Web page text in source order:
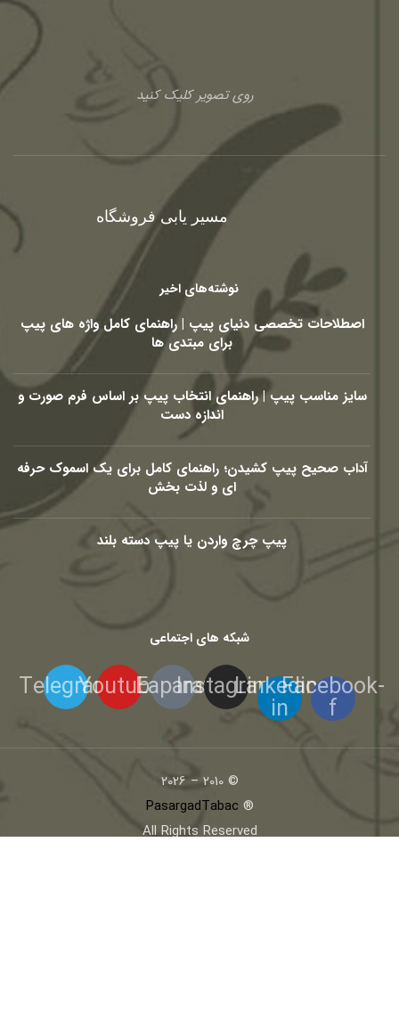
روی تصویر کلیک کنید
مسیر یابی فروشگاه
نوشته‌های اخیر
اصطلاحات تخصصی دنیای پیپ | راهنمای کامل واژه های پیپ
برای مبتدی ها
سایز مناسب پیپ | راهنمای انتخاب پیپ بر اساس فرم صورت و
اندازه دست
آداب صحیح پیپ کشیدن؛ راهنمای کامل برای یک اسموک حرفه
ای و لذت بخش
پیپ چرچ واردن یا پیپ دسته بلند
شبکه های اجتماعی
Facebook-
f
Linkedin-
in
Instagram
Eaparat
Youtube
Telegram
© 2010 – 2026
®
PasargadTabac
All Rights Reserved